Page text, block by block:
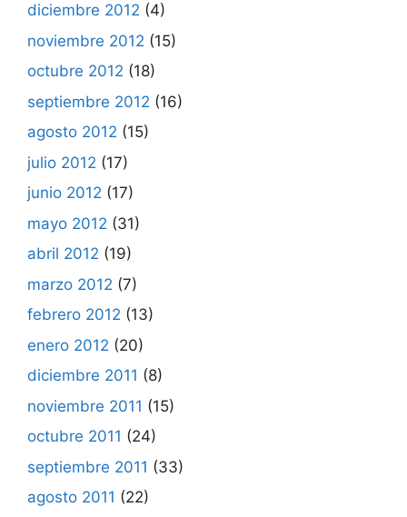
diciembre 2012 (4)
noviembre 2012 (15)
octubre 2012 (18)
septiembre 2012 (16)
agosto 2012 (15)
julio 2012 (17)
junio 2012 (17)
mayo 2012 (31)
abril 2012 (19)
marzo 2012 (7)
febrero 2012 (13)
enero 2012 (20)
diciembre 2011 (8)
noviembre 2011 (15)
octubre 2011 (24)
septiembre 2011 (33)
agosto 2011 (22)